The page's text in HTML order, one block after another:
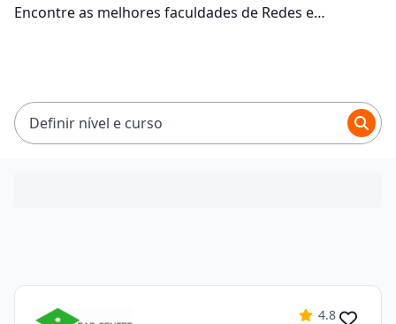
Encontre as melhores faculdades de Redes e
Definir nível e curso
4.8